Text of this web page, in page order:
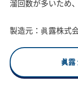
溜回数が多いため
製造元：眞露株式
眞露